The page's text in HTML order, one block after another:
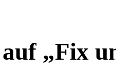
auf „Fix